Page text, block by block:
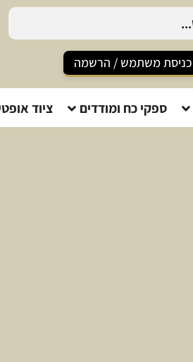
כניסת משתמש / הרשמה
ספקי כח ומודדים ציוד